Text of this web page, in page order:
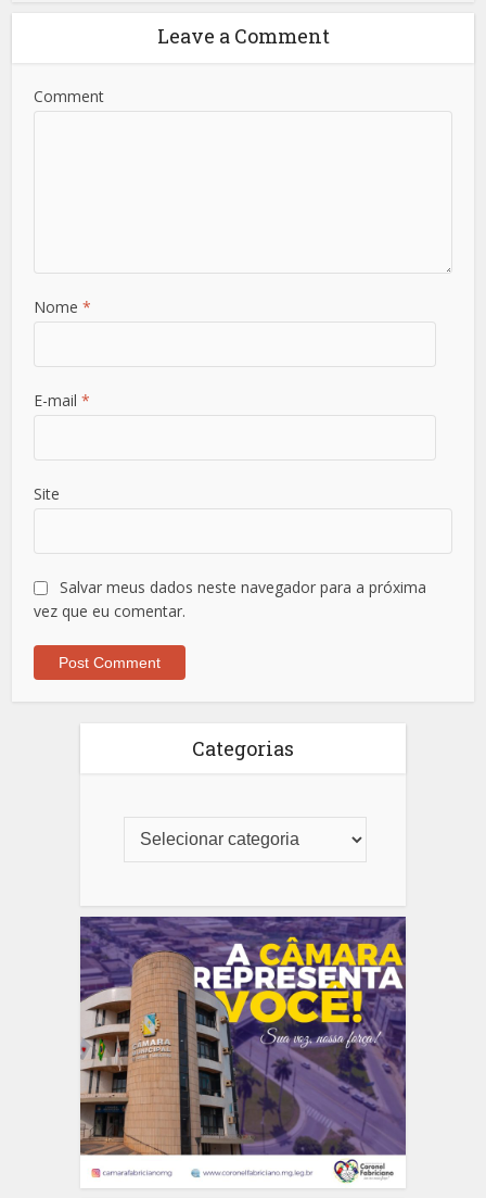
Leave a Comment
Comment
Nome*
E-mail*
Site
Salvar meus dados neste navegador para a próxima
vez que eu comentar.
Categorias